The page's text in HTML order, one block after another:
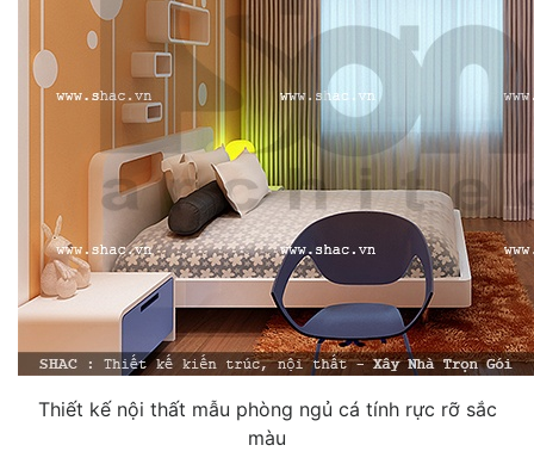
Thiết kế nội thất mẫu phòng ngủ cá tính rực rỡ sắc
màu